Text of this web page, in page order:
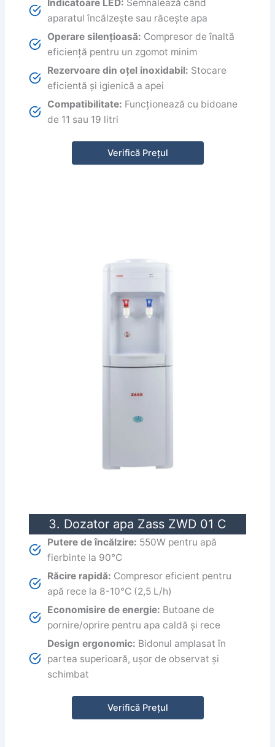
Indicatoare LED: Semnalează când
aparatul încălzește sau răcește apa
Operare silențioasă: Compresor de înaltă
eficiență pentru un zgomot minim
Rezervoare din oțel inoxidabil: Stocare
eficientă și igienică a apei
Compatibilitate: Funcționează cu bidoane
de 11 sau 19 litri
Verifică Prețul
3. Dozator apa Zass ZWD 01 C
Putere de încălzire: 550W pentru apă
fierbinte la 90°C
Răcire rapidă: Compresor eficient pentru
apă rece la 8-10°C (2,5 L/h)
Economisire de energie: Butoane de
pornire/oprire pentru apa caldă și rece
Design ergonomic: Bidonul amplasat în
partea superioară, ușor de observat și
schimbat
Verifică Prețul